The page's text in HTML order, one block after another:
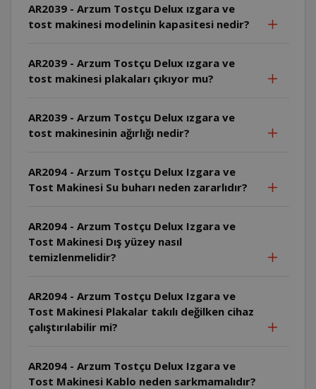
AR2039 - Arzum Tostçu Delux ızgara ve
tost makinesi modelinin kapasitesi nedir?
AR2039 - Arzum Tostçu Delux ızgara ve
tost makinesi plakaları çıkıyor mu?
AR2039 - Arzum Tostçu Delux ızgara ve
tost makinesinin ağırlığı nedir?
AR2094 - Arzum Tostçu Delux Izgara ve
Tost Makinesi Su buharı neden zararlıdır?
AR2094 - Arzum Tostçu Delux Izgara ve
Tost Makinesi Dış yüzey nasıl
temizlenmelidir?
AR2094 - Arzum Tostçu Delux Izgara ve
Tost Makinesi Plakalar takılı değilken cihaz
çalıştırılabilir mi?
AR2094 - Arzum Tostçu Delux Izgara ve
Tost Makinesi Kablo neden sarkmamalıdır?